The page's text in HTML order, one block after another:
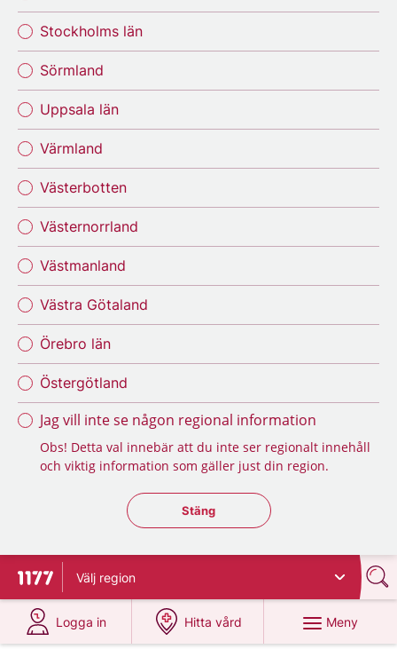
Stockholms län
Sörmland
Uppsala län
Värmland
Västerbotten
Västernorrland
Västmanland
Västra Götaland
Örebro län
Östergötland
Jag vill inte se någon regional information
Obs! Detta val innebär att du inte ser regionalt innehåll
och viktig information som gäller just din region.
Stäng regionsväljaren
Stäng
Till startsidan för 1177
Välj region
Logga in
på 1177.se
Hitta vård
på 1177.se
Meny